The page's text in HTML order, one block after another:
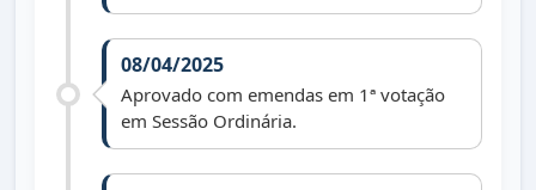
08/04/2025
Aprovado com emendas em 1ª votação
em Sessão Ordinária.